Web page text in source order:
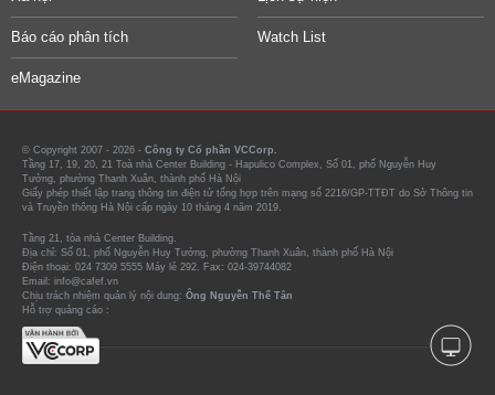
Báo cáo phân tích Watch List
eMagazine
© Copyright 2007 - 2026 - Công ty Cổ phần VCCorp.
Tầng 17, 19, 20, 21 Toà nhà Center Building - Hapulico Complex, Số 01, phố Nguyễn Huy
Tưởng, phường Thanh Xuân, thành phố Hà Nội
Giấy phép thiết lập trang thông tin điện tử tổng hợp trên mạng số 2216/GP-TTĐT do Sở Thông tin
và Truyền thông Hà Nội cấp ngày 10 tháng 4 năm 2019.
Tầng 21, tòa nhà Center Building.
Địa chỉ: Số 01, phố Nguyễn Huy Tưởng, phường Thanh Xuân, thành phố Hà Nội
Điện thoại: 024 7309 5555 Máy lẻ 292. Fax: 024-39744082
Email: info@cafef.vn
Chịu trách nhiệm quản lý nội dung: Ông Nguyễn Thế Tân
Hỗ trợ quảng cáo :